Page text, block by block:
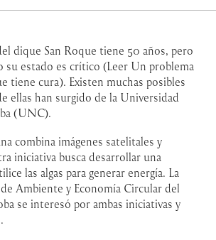
dique San Roque tiene 50 años, pero
su estado es crítico (Leer Un problema
tiene cura). Existen muchas posibles
ellas han surgido de la Universidad
(UNC).
combina imágenes satelitales y
iniciativa busca desarrollar una
las algas para generar energía. La
Ambiente y Economía Circular del
se interesó por ambas iniciativas y